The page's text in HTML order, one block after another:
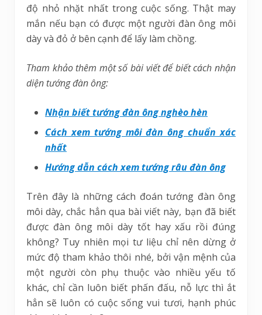
độ nhỏ nhặt nhất trong cuộc sống. Thật may
mắn nếu bạn có được một người đàn ông môi
dày và đỏ ở bên cạnh để lấy làm chồng.
Tham khảo thêm một số bài viết để biết cách nhận
diện tướng đàn ông:
Nhận biết tướng đàn ông nghèo hèn
Cách xem tướng môi đàn ông chuẩn xác
nhất
Hướng dẫn cách xem tướng râu đàn ông
Trên đây là những cách đoán tướng đàn ông
môi dày, chắc hẳn qua bài viết này, bạn đã biết
được đàn ông môi dày tốt hay xấu rồi đúng
không? Tuy nhiên mọi tư liệu chỉ nên dừng ở
mức độ tham khảo thôi nhé, bởi vận mệnh của
một người còn phụ thuộc vào nhiều yếu tố
khác, chỉ cần luôn biết phấn đấu, nỗ lực thì ắt
hẳn sẽ luôn có cuộc sống vui tươi, hạnh phúc